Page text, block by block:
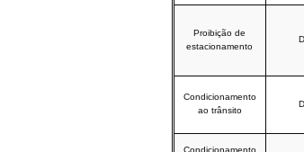
Proibição de
estacionamento
Condicionamento
ao trânsito
Condicionamento